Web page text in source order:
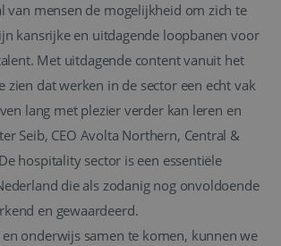
van mensen de mogelijkheid om zich te
kansrijke en uitdagende loopbanen voor
Met uitdagende content vanuit het
zien dat werken in de sector een echt vak
lang met plezier verder kan leren en
Seib, CEO Avolta Northern, Central &
hospitality sector is een essentiële
die als zodanig nog onvoldoende
en gewaardeerd.
onderwijs samen te komen, kunnen we